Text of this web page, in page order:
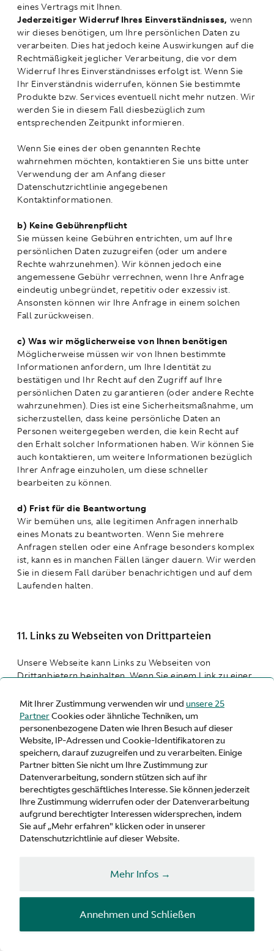
Mit Ihrer Zustimmung verwenden wir und unsere 25
PartnerCookies oder ähnliche Techniken, um
personenbezogene Daten wie Ihren Besuch auf dieser
Website, IP-Adressen und Cookie-Identifikatoren zu
speichern, darauf zuzugreifen und zu verarbeiten. Einige
Partner bitten Sie nicht um Ihre Zustimmung zur
Datenverarbeitung, sondern stützen sich auf ihr
berechtigtes geschäftliches Interesse. Sie können jederzeit
Ihre Zustimmung widerrufen oder der Datenverarbeitung
aufgrund berechtigter Interessen widersprechen, indem
Sie auf „Mehr erfahren" klicken oder in unserer
Datenschutzrichtlinie auf dieser Website.
Mehr Infos →
Annehmen und Schließen
eines Vertrags mit Ihnen.
Jederzeitiger Widerruf Ihres Einverständnisses, wenn
wir dieses benötigen, um Ihre persönlichen Daten zu
verarbeiten. Dies hat jedoch keine Auswirkungen auf die
Rechtmäßigkeit jeglicher Verarbeitung, die vor dem
Widerruf Ihres Einverständnisses erfolgt ist. Wenn Sie
Ihr Einverständnis widerrufen, können Sie bestimmte
Produkte bzw. Services eventuell nicht mehr nutzen. Wir
werden Sie in diesem Fall diesbezüglich zum
entsprechenden Zeitpunkt informieren.
Wenn Sie eines der oben genannten Rechte
wahrnehmen möchten, kontaktieren Sie uns bitte unter
Verwendung der am Anfang dieser
Datenschutzrichtlinie angegebenen
Kontaktinformationen.
b) Keine Gebührenpflicht
Sie müssen keine Gebühren entrichten, um auf Ihre
persönlichen Daten zuzugreifen (oder um andere
Rechte wahrzunehmen). Wir können jedoch eine
angemessene Gebühr verrechnen, wenn Ihre Anfrage
eindeutig unbegründet, repetitiv oder exzessiv ist.
Ansonsten können wir Ihre Anfrage in einem solchen
Fall zurückweisen.
c) Was wir möglicherweise von Ihnen benötigen
Möglicherweise müssen wir von Ihnen bestimmte
Informationen anfordern, um Ihre Identität zu
bestätigen und Ihr Recht auf den Zugriff auf Ihre
persönlichen Daten zu garantieren (oder andere Rechte
wahrzunehmen). Dies ist eine Sicherheitsmaßnahme, um
sicherzustellen, dass keine persönliche Daten an
Personen weitergegeben werden, die kein Recht auf
den Erhalt solcher Informationen haben. Wir können Sie
auch kontaktieren, um weitere Informationen bezüglich
Ihrer Anfrage einzuholen, um diese schneller
bearbeiten zu können.
d) Frist für die Beantwortung
Wir bemühen uns, alle legitimen Anfragen innerhalb
eines Monats zu beantworten. Wenn Sie mehrere
Anfragen stellen oder eine Anfrage besonders komplex
ist, kann es in manchen Fällen länger dauern. Wir werden
Sie in diesem Fall darüber benachrichtigen und auf dem
Laufenden halten.
11. Links zu Webseiten von Drittparteien
Unsere Webseite kann Links zu Webseiten von
Drittanbietern beinhalten. Wenn Sie einem Link zu einer
Webseiten über eigene Datenschutzrichtlinien verfügen
und dass wir keine Verantwortung oder Haftung für
diese Richtlinien übernehmen. Lesen Sie sich diese
Richtlinien gut durch, bevor Sie persönliche Daten an
diese Webseiten übermitteln.
Contact